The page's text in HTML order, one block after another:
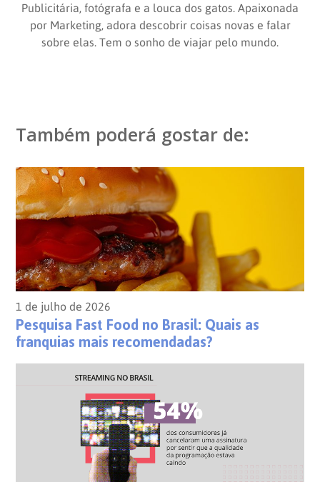
Publicitária, fotógrafa e a louca dos gatos. Apaixonada
por Marketing, adora descobrir coisas novas e falar
sobre elas. Tem o sonho de viajar pelo mundo.
Também poderá gostar de:
1 de julho de 2026
Pesquisa Fast Food no Brasil: Quais as
franquias mais recomendadas?